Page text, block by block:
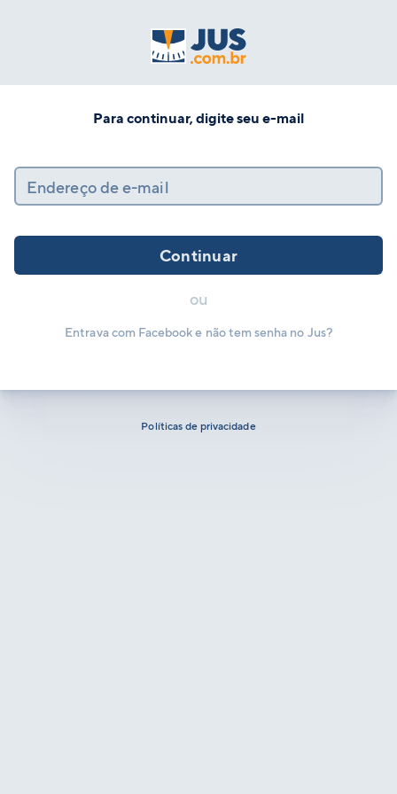
Para continuar, digite seu e-mail
Endereço de e-mail
Continuar
ou
Entrava com Facebook e não tem senha no Jus?
Políticas de privacidade